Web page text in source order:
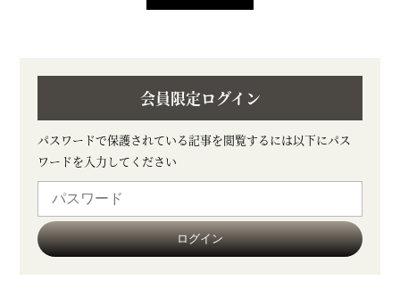
会員限定ログイン
パスワードで保護されている記事を閲覧するには以下にパス
ワードを入力してください